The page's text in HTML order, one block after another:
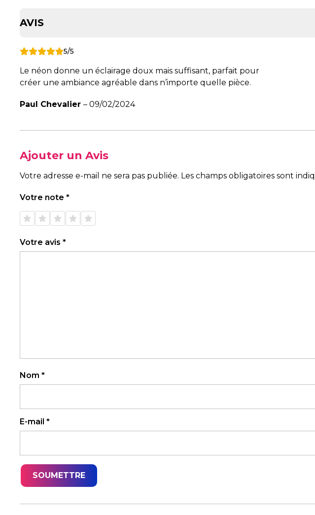
AVIS
5/5
Le néon donne un éclairage doux mais suffisant, parfait pour
créer une ambiance agréable dans n’importe quelle pièce.
Paul Chevalier – 09/02/2024
Ajouter un Avis
Votre adresse e-mail ne sera pas publiée. Les champs obligatoires sont
Votre note *
1 étoile
sur 5
2 étoiles
sur 5
3 étoiles
sur 5
4 étoiles
sur 5
5 étoiles
sur 5
Votre avis *
Nom *
E-mail *